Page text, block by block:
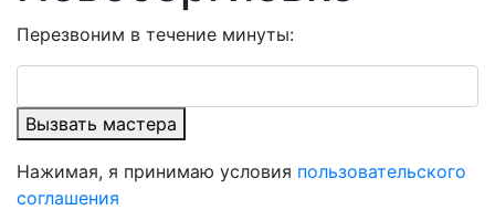
Перезвоним в течение минуты:
Вызвать мастера
Нажимая, я принимаю условия пользовательского
соглашения